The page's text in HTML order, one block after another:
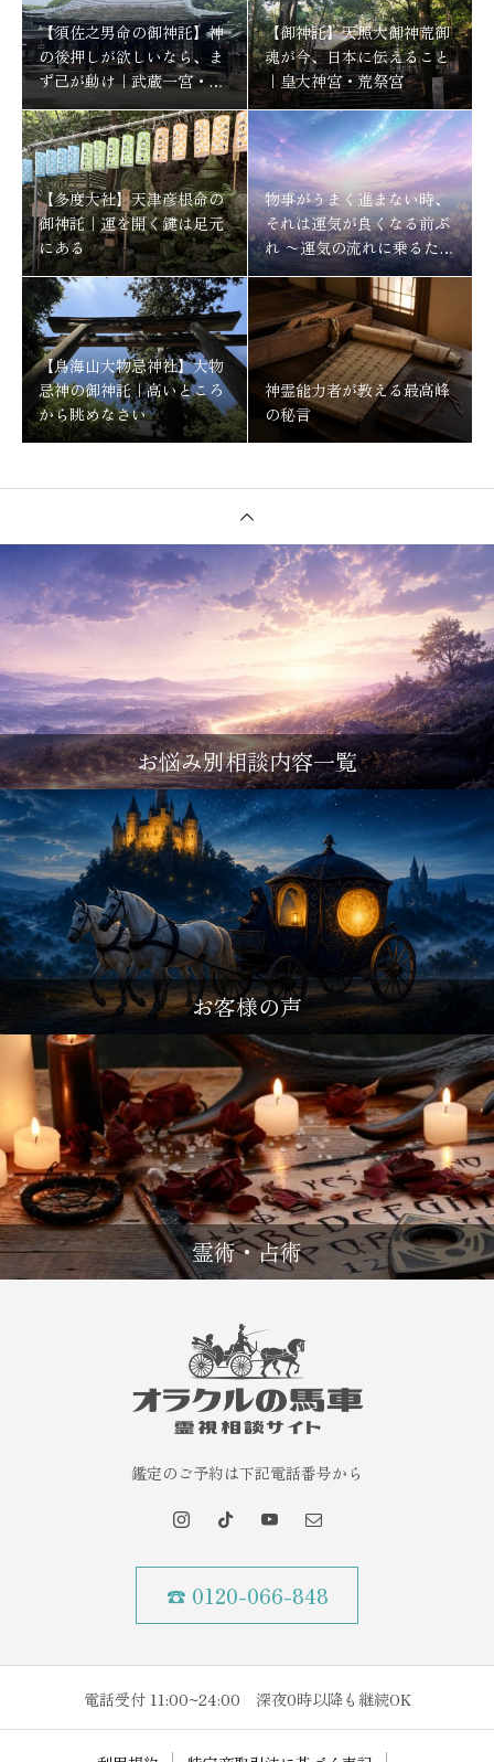
【須佐之男命の御神託】神
の後押しが欲しいなら、ま
ず己が動け｜武蔵一宮・氷
川神社
【御神託】天照大御神荒御
魂が今、日本に伝えること
｜皇大神宮・荒祭宮
【多度大社】天津彦根命の
御神託｜運を開く鍵は足元
にある
物事がうまく進まない時、
それは運気が良くなる前ぶ
れ 〜運気の流れに乗るため
にする事〜
【鳥海山大物忌神社】大物
忌神の御神託｜高いところ
から眺めなさい
神霊能力者が教える最高峰
の秘言
お悩み別相談内容一覧
お客様の声
霊術・占術
鑑定のご予約は下記電話番号から
☎ 0120-066-848
電話受付 11:00~24:00 深夜0時以降も継続OK